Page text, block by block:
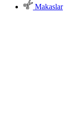
Makaslar